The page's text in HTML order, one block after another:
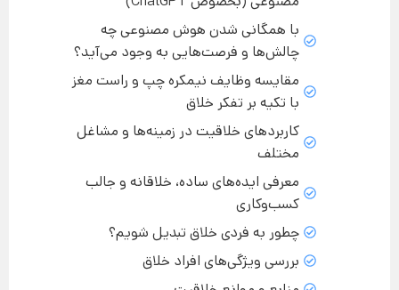
با همگانی شدن هوش مصنوعی چه
چالش‌ها و فرصت‌هایی به وجود می‌آید؟
مقایسه وظایف نیمکره چپ و راست مغز
با تکیه بر تفکر خلاق
کاربردهای خلاقیت در زمینه‌ها و مشاغل
مختلف
معرفی ایده‌های ساده، خلاقانه و جالب
کسب‌وکاری
چطور به فردی خلاق تبدیل شویم؟
بررسی ویژگی‌های افراد خلاق